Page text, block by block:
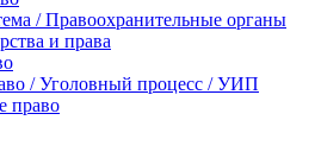
/ Правоохранительные органы
и права
/ Уголовный процесс / УИП
право